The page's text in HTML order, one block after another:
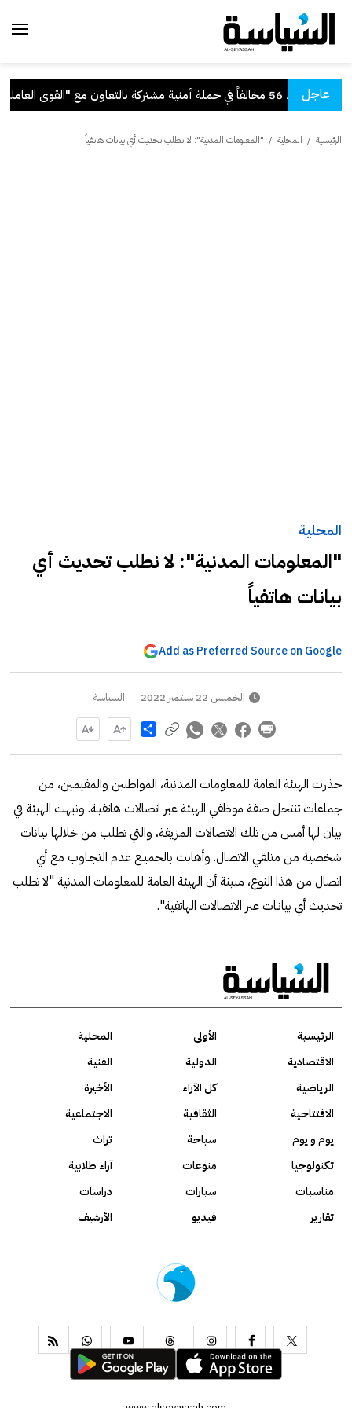
عاجل
في حملة أمنية مشتركة بالتعاون مع "القوى العاملة"
الرئيسية / المحلية / "المعلومات المدنية": لا نطلب تحديث أي بيانات هاتفياً
المحلية
"المعلومات المدنية": لا نطلب تحديث أي
بيانات هاتفياً
Add as Preferred Source on Google
الخميس 22 سبتمبر 2022 السياسة
Share
حذرت الهيئة العامة للمعلومات المدنية، المواطنين والمقيمين، من
جماعات تنتحل صفة موظفي الهيئة عبر اتصالات هاتفيـة. ونبهت الهيئة في
بيان لها أمس من تلك الاتصالات المزيفة، والتي تطلب من خلالها بيانات
شخصية من متلقي الاتصال. وأهابت بالجميـع عدم التجـاوب مع أي
اتصال من هذا النوع، مبينة أن الهيئة العامة للمعلومات المدنية "لا تطلب
تحديث أي بيانـات عبر الاتصالات الهاتفية".
الرئيسية الأولى
المحلية
الاقتصادية
الدولية
الفنية
الرياضية
كل الآراء
الأخيرة
الافتتاحية
الثقافية
الاجتماعية
يوم و يوم
سياحة
تراث
تكنولوجيا
منوعات
آراء طلابية
مناسبات
سيارات
دراسات
تقارير
فيديو الأرشيف